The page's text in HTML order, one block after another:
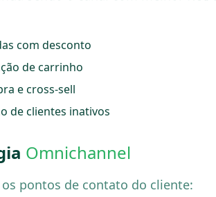
com desconto
de carrinho
e cross-sell
de clientes inativos
Omnichannel
pontos de contato do cliente: